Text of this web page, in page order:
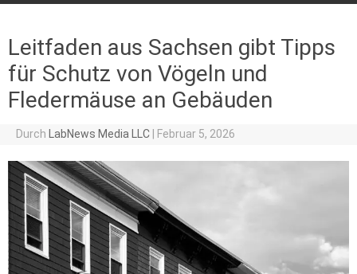
Leitfaden aus Sachsen gibt Tipps
für Schutz von Vögeln und
Fledermäuse an Gebäuden
Durch LabNews Media LLC Februar 5, 2026